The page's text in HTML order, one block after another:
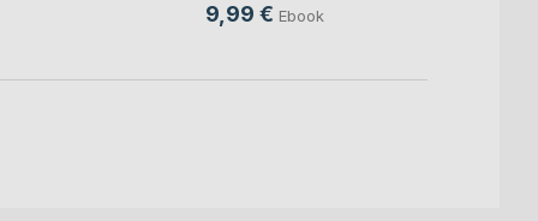
9,99 € Ebook